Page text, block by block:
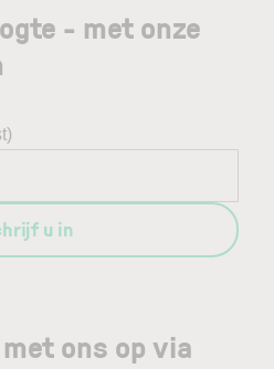
ons op via
- met onze
u in